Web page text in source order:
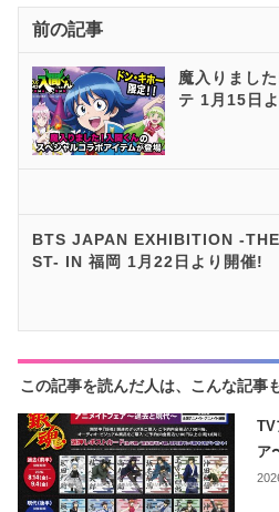
前の記事
魔入りまし
テ 1月15日
BTS JAPAN EXHIBITION -
ST- IN 福岡 1月22日より開催!
この記事を読んだ人は、こんな記事
TV
ア